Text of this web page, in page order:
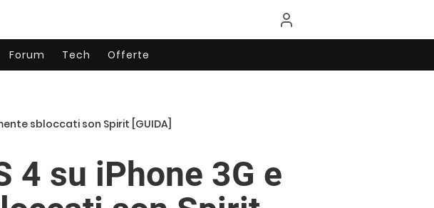
Forum Tech Offerte
sbloccati son Spirit [GUIDA]
4 su iPhone 3G e